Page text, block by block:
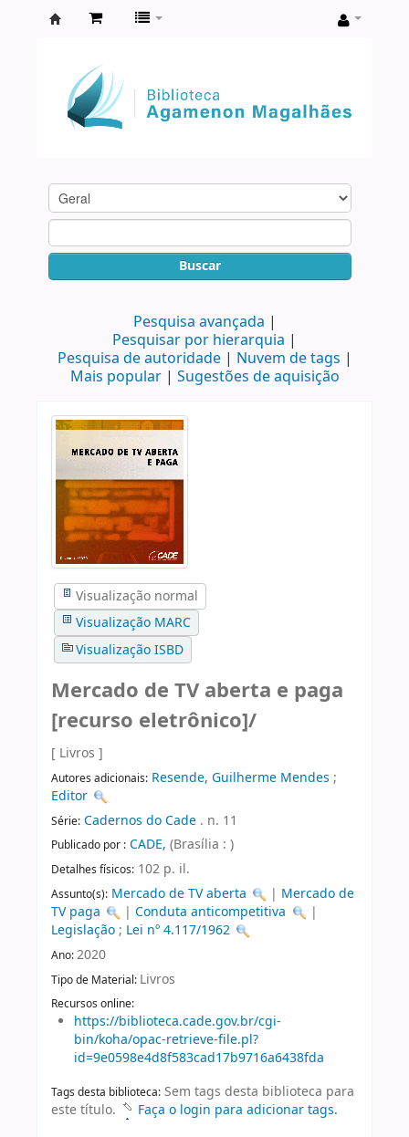
Agamenon
Magalhães
Buscar
Pesquisa avançada
Pesquisar por hierarquia
Pesquisa de autoridade
Nuvem de tags
Mais popular
Sugestões de aquisição
Visualização normal
Visualização MARC
Visualização ISBD
Mercado de TV aberta e paga
[recurso eletrônico]/
[ Livros ]
Autores adicionais: Resende, Guilherme Mendes ;
Editor
Série: Cadernos do Cade . n. 11
Publicado por : CADE, (Brasília : )
Detalhes físicos: 102 p. il.
Assunto(s): Mercado de TV aberta | Mercado de
TV paga
|Conduta anticompetitiva
|
Legislação; Lei nº 4.117/1962
Ano:2020
Tipo de Material: Livros
Recursos online:
https://biblioteca.cade.gov.br/cgi-
bin/koha/opac-retrieve-file.pl?
id=9e0598e4d8f583cad17b9716a6438fda
Tags desta biblioteca: Sem tags desta biblioteca para
este título.
Faça o login para adicionar tags.